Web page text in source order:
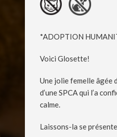
*ADOPTION
Voici Glosette!
Une jolie femelle âgée
d’une SPCA qui l’a
calme.
Laissons-la se